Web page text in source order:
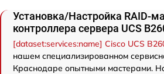
Установка/Настройка RAID-
контроллера сервера UCS
[dataset:services:name] Cisco UCS
нашем специализированном
Краснодаре опытными мастерами.